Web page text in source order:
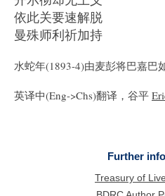
依此关要速解脱
曼殊师利祈加持
水蛇年(1893-4)由麦彭将巴嘉巴
英译中(Eng->Chs)翻译，谷平
Further
Treasury of